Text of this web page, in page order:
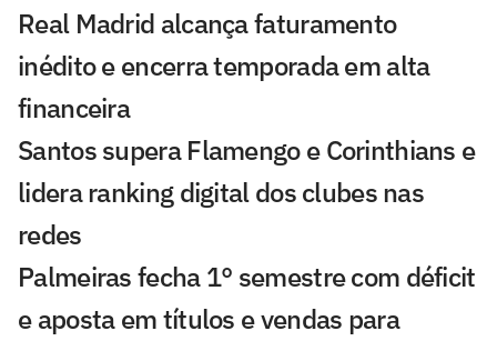
Real Madrid alcança faturamento
inédito e encerra temporada em alta
financeira
Santos supera Flamengo e Corinthians e
lidera ranking digital dos clubes nas
redes
Palmeiras fecha 1° semestre com déficit
e aposta em títulos e vendas para